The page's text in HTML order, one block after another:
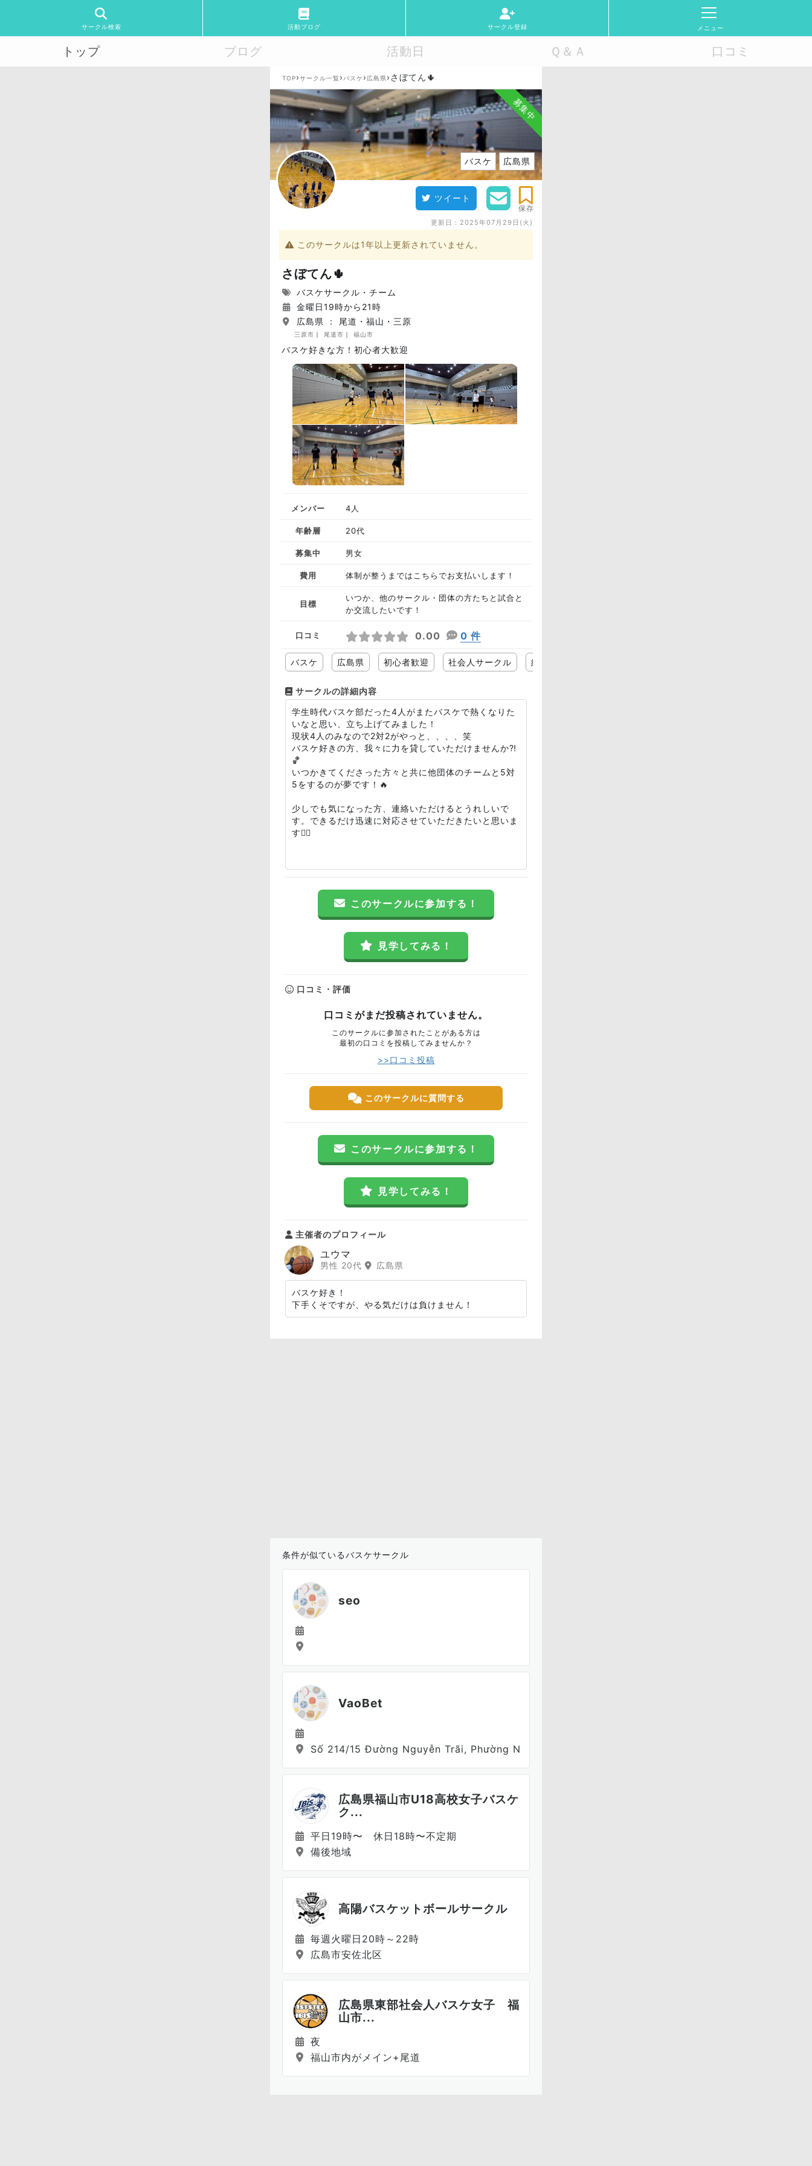
サークル検索 活動ブログ サークル登録 メニュー
トップ ブログ 活動日 Ｑ＆Ａ 口コミ
TOP›サークル一覧 › バスケ › 広島県›さぼてん🌵
募集中
バスケ 広島県
ツイート
保存
更新日： 2025年07月29日(火)
このサークルは1年以上更新されていません。
さぼてん🌵
バスケサークル・チーム
金曜日19時から21時
広島県 ： 尾道・福山・三原
三原市 尾道市 福山市
バスケ好きな方！初心者大歓迎
メンバー 4人
年齢層 20代
募集中 男女
費用 体制が整うまではこちらでお支払いします！
目標
いつか、他のサークル・団体の方たちと試合と
か交流したいです！
口コミ 0.00 0 件
バスケ 広島県 初心者歓迎 社会人サークル 経験者募集
サークルの詳細内容
学生時代バスケ部だった4人がまたバスケで熱くなりた
いなと思い、立ち上げてみました！
現状4人のみなので2対2がやっと、、、、笑
バスケ好きの方、我々に力を貸していただけませんか⁈
🏀
いつかきてくださった方々と共に他団体のチームと5対
5をするのが夢です！🔥
少しでも気になった方、連絡いただけるとうれしいで
す。できるだけ迅速に対応させていただきたいと思いま
す🙇‍♂️
このサークルに参加する！
見学してみる！
口コミ・評価
口コミがまだ投稿されていません。
このサークルに参加されたことがある方は
最初の口コミを投稿してみませんか？
>>口コミ投稿
このサークルに質問する
このサークルに参加する！
見学してみる！
主催者のプロフィール
ユウマ
男性 20代 広島県
バスケ好き！
下手くそですが、やる気だけは負けません！
条件が似ているバスケサークル
seo
VaoBet
Số 214/15 Đường Nguyễn Trãi, Phường Nguyễn Cư Trinh, Quận 1, TP. Hồ Chí Minh, Việt Nam
広島県福山市U18高校女子バスケ
ク...
平日19時〜 休日18時〜不定期
備後地域
高陽バスケットボールサークル
毎週火曜日20時～22時
広島市安佐北区
広島県東部社会人バスケ女子 福
山市...
夜
福山市内がメイン+尾道